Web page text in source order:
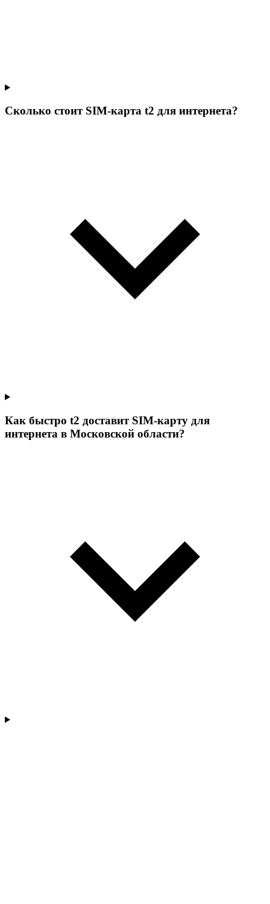
Сколько стоит SIM-карта t2 для интернета?
Как быстро t2 доставит SIM-карту для
интернета в Московской области?